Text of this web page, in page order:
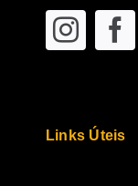
Links Úteis